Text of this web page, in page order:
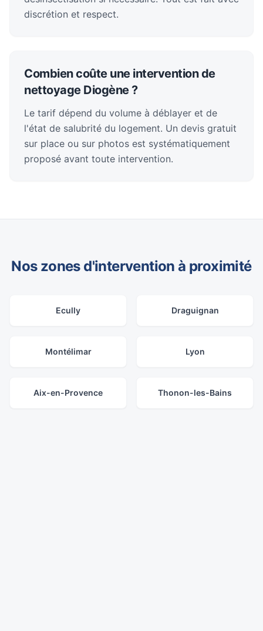
discrétion et respect.
Combien coûte une intervention de
nettoyage Diogène ?
Le tarif dépend du volume à déblayer et de
l'état de salubrité du logement. Un devis gratuit
sur place ou sur photos est systématiquement
proposé avant toute intervention.
Nos zones d'intervention à proximité
Ecully Draguignan
Montélimar Lyon
Aix-en-Provence Thonon-les-Bains